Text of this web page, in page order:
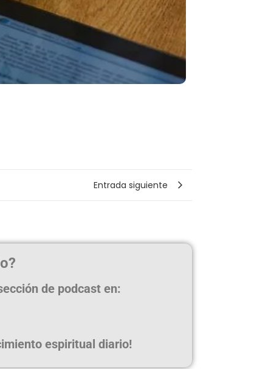
Entrada siguiente
de podcast en:
espiritual diario!